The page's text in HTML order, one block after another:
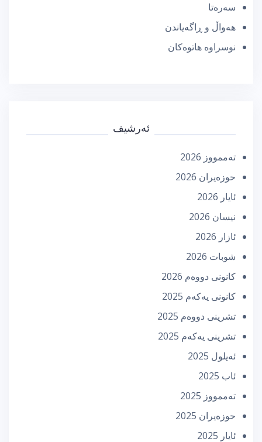
سەرەتا
هەواڵ و ڕاگەیاندن
نوسراوە هاتوەکان
ئەرشیف
تەممووز 2026
حوزه‌یران 2026
ئایار 2026
نیسان 2026
ئازار 2026
شوبات 2026
كانونی دووه‌م 2026
كانونی یه‌كه‌م 2025
تشرینی دووه‌م 2025
تشرینی یه‌كه‌م 2025
ئه‌یلول 2025
ئاب 2025
تەممووز 2025
حوزه‌یران 2025
ئایار 2025